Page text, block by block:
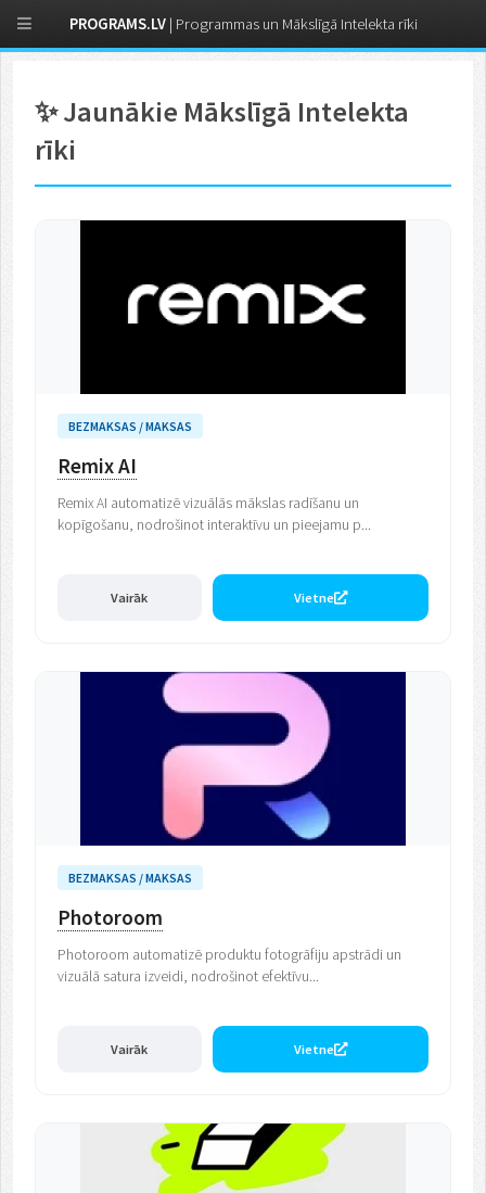
✨ Jaunākie Mākslīgā Intelekta
rīki
BEZMAKSAS / MAKSAS
Remix AI
Remix AI automatizē vizuālās mākslas radīšanu un
kopīgošanu, nodrošinot interaktīvu un pieejamu p...
Vairāk Vietne
BEZMAKSAS / MAKSAS
Photoroom
Photoroom automatizē produktu fotogrāfiju apstrādi un
vizuālā satura izveidi, nodrošinot efektīvu...
Vairāk Vietne
PROGRAMS.LV | Programmas un Mākslīgā Intelekta rīki